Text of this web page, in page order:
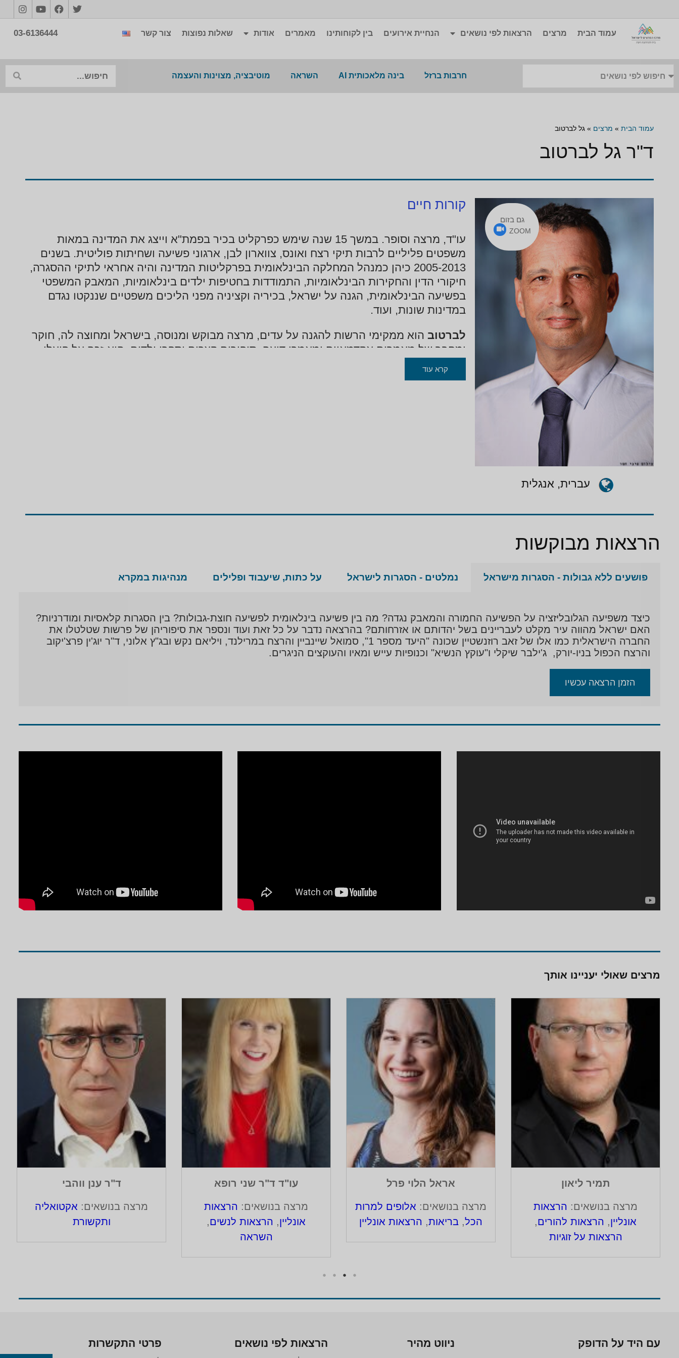
עמוד הבית מרצים הרצאות לפי נושאים הנחיית אירועים בין לקוחותינו מאמרים אודות שאלות נפוצות צור קשר 03-6136444
חרבות ברזל בינה מלאכותית AI השראה מוטיבציה, מצוינות והעצמה
עמוד הבית » מרצים »גל לברטוב
ד"ר גל לברטוב
גם בזום
ZOOM
עברית, אנגלית
קורות חיים
עו"ד, מרצה וסופר. במשך 15 שנה שימש כפרקליט בכיר בפמת"א וייצג את המדינה במאות
משפטים פליליים לרבות תיקי רצח ואונס, צווארון לבן, ארגוני פשיעה ושחיתות פוליטית. בשנים
2005-2013 כיהן כמנהל המחלקה הבינלאומית בפרקליטות המדינה והיה אחראי לתיקי ההסגרה,
חיקורי הדין והחקירות הבינלאומיות, התמודדות בחטיפות ילדים בינלאומיות, המאבק המשפטי
בפשיעה הבינלאומית, הגנה על ישראל, בכיריה וקציניה מפני הליכים משפטיים שננקטו נגדם
במדינות שונות, ועוד.
לברטוב הוא ממקימי הרשות להגנה על עדים, מרצה מבוקש ומנוסה, בישראל ומחוצה לה, חוקר
ומחבר של מאמרים אקדמאיים ומאמרי דיעה, סיפורים קצרים וספרי ילדים. הוא זכה על פועלו
כמי שהיה אחראי על הטיפול בהן. הוא מתקשר היטב עם כל קהל, בין אם מדובר בקהל הרחב,
קרא עוד
הרצאות מבוקשות
פושעים ללא גבולות - הסגרות מישראל נמלטים - הסגרות לישראל על כתות, שיעבוד ופלילים מנהיגות במקרא
כיצד משפיעה הגלובליזציה על הפשיעה החמורה והמאבק נגדה? מה בין פשיעה בינלאומית לפשיעה חוצת-גבולות? בין הסגרות קלאסיות ומודרניות?
האם ישראל מהווה עיר מקלט לעבריינים בשל יהדותם או אזרחותם? בהרצאה נדבר על כל זאת ועוד ונספר את סיפוריהן של פרשות שטלטלו את
החברה הישראלית כמו אלו של זאב רוזנשטיין שכונה "היעד מספר 1", סמואל שיינביין והרצח במרילנד, ויליאם נקש ובג"ץ אלוני, ד"ר יוג'ין פרצ'יקוב
והרצח הכפול בניו-יורק, ג'ילבר שיקלי ו"עוקץ הנשיא" וכנופיות עייש ומאיו והעוקצים הניגרים.
הזמן הרצאה עכשיו
מרצים שאולי יעניינו אותך
ד"ר ענן ווהבי
מרצה בנושאים: אקטואליה
ותקשורת
עו"ד ד"ר שני רופא
מרצה בנושאים: הרצאות
אונליין, הרצאות לנשים,
השראה
אראל הלוי פרל
מרצה בנושאים: אלופים למרות
הכל, בריאות, הרצאות אונליין
תמיר ליאון
מרצה בנושאים: הרצאות
אונליין, הרצאות להורים,
הרצאות על זוגיות
עם היד על הדופק ניווט מהיר הרצאות לפי נושאים פרטי התקשרות